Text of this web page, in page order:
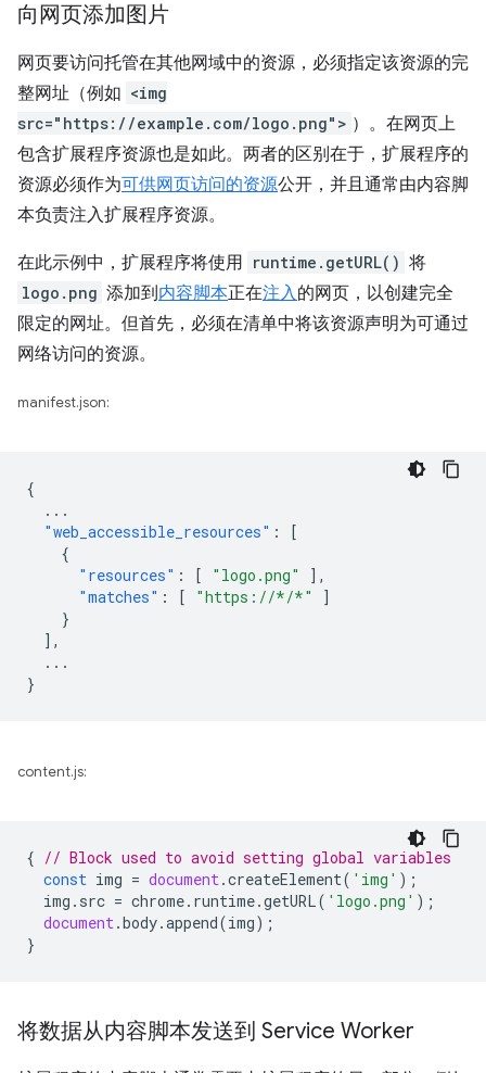
向网页添加图片
网页要访问托管在其他网域中的资源，必须指定该资源的完
整网址（例如 <img
src="https://example.com/logo.png"> ）。在网页上
包含扩展程序资源也是如此。两者的区别在于，扩展程序的
资源必须作为可供网页访问的资源公开，并且通常由内容脚
本负责注入扩展程序资源。
在此示例中，扩展程序将使用 runtime.getURL() 将
logo.png 添加到内容脚本正在注入的网页，以创建完全
限定的网址。但首先，必须在清单中将该资源声明为可通过
网络访问的资源。
manifest.json:
{
...
"web_accessible_resources" :
[
{
"resources" : [ "logo.png"
],
"matches" : [ "https://*/*"
]
}
],
...
}
content.js:
{ // Block used to avoid setting global variables
const img = document.createElement( 'img' );
img . src = chrome. runtime.getURL( 'logo.png' );
document.body.append(img);
}
将数据从内容脚本发送到 Service Worker